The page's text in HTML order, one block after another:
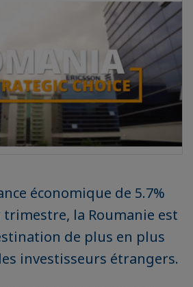
économique de 5.7%
la Roumanie est
de plus en plus
investisseurs étrangers.